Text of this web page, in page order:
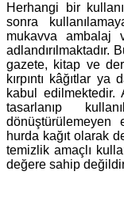
Herhangi bir
sonra
mukavva ambalaj
adlandırılmaktadır.
gazete, kitap ve
kırpıntı kâğıtlar
kabul edilmektedir.
tasarlanıp
hurda kağıt olarak
temizlik amaçlı
değere sahip